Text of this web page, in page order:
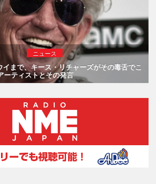
ニュース
まで、キース・リチャーズがその毒舌でこ
ーティストとその発言